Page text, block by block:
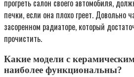
прогреть салон своего автомобиля,
печки, если она плохо греет. Довольно
засоренном радиаторе, который
прочистить.
Какие модели с
наиболее функциональны?